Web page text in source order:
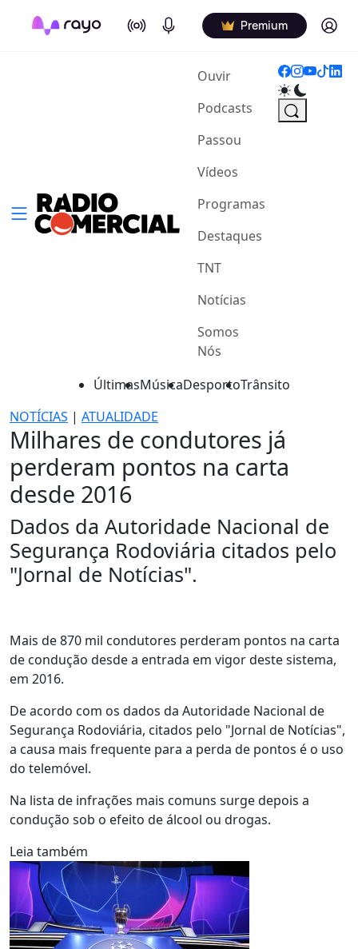
On Air Podcasts Premium Log in
Ouvir(current)
Podcasts
Passou
Vídeos
Programas
Destaques
TNT
Notícias
Somos
Nós
ÚltimasMúsicaDesportoTrânsito
NOTÍCIAS | ATUALIDADE
Milhares de condutores já
perderam pontos na carta
desde 2016
Dados da Autoridade Nacional de
Segurança Rodoviária citados pelo
"Jornal de Notícias".
Mais de 870 mil condutores perderam pontos na carta
de condução desde a entrada em vigor deste sistema,
em 2016.
De acordo com os dados da Autoridade Nacional de
Segurança Rodoviária, citados pelo "Jornal de Notícias",
a causa mais frequente para a perda de pontos é o uso
do telemóvel.
Na lista de infrações mais comuns surge depois a
condução sob o efeito de álcool ou drogas.
Leia também